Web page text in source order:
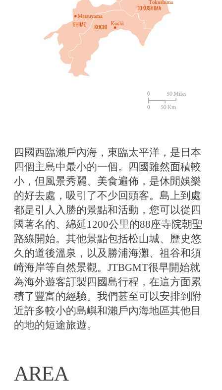
四國西臨瀨戶內海，東臨太平洋，是日本
四個主島中最小的一個。四國雖然面積較
小，但風景秀麗、美食遍佈，是休閒娛樂
的好去處，吸引了不少回頭客。島上到處
都是引人入勝的景點和活動，您可以從四
國著名的、綿延1200公里的88座寺院朝聖
路線開始。其他景點包括松山城、歷史悠
久的道後溫泉，以及勝浦海灘、祖谷和須
崎海岸等自然景觀。JTBGMT很早開始就
為海外遊客訂製四國島行程，在這方面累
積了豐富的經驗。我們甚至可以安排到附
近許多較小的島嶼和瀨戶內海地區其他目
的地的短途旅遊。
AREA